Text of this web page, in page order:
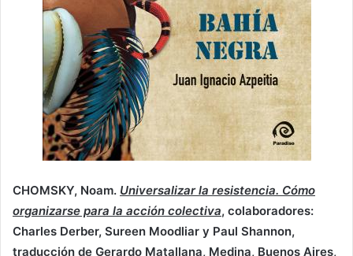
CHOMSKY, Noam. Universalizar la resistencia. Cómo
organizarse para la acción colectiva, colaboradores:
Charles Derber, Sureen Moodliar y Paul Shannon,
traducción de Gerardo Matallana, Medina, Buenos Aires,